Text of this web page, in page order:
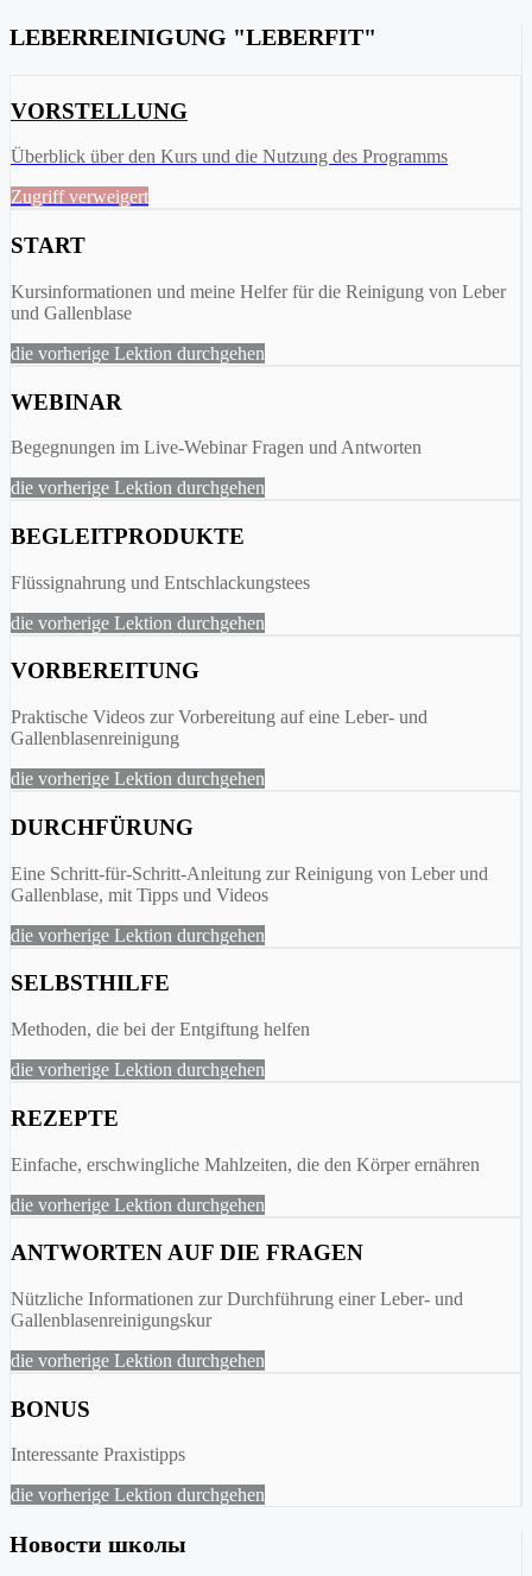
LEBERREINIGUNG "LEBERFIT"
VORSTELLUNG
Überblick über den Kurs und die Nutzung des Programms
Zugriff verweigert
START
Kursinformationen und meine Helfer für die Reinigung von Leber
und Gallenblase
die vorherige Lektion durchgehen
WEBINAR
Begegnungen im Live-Webinar Fragen und Antworten
die vorherige Lektion durchgehen
BEGLEITPRODUKTE
Flüssignahrung und Entschlackungstees
die vorherige Lektion durchgehen
VORBEREITUNG
Praktische Videos zur Vorbereitung auf eine Leber- und
Gallenblasenreinigung
die vorherige Lektion durchgehen
DURCHFÜRUNG
Eine Schritt-für-Schritt-Anleitung zur Reinigung von Leber und
Gallenblase, mit Tipps und Videos
die vorherige Lektion durchgehen
SELBSTHILFE
Methoden, die bei der Entgiftung helfen
die vorherige Lektion durchgehen
REZEPTE
Einfache, erschwingliche Mahlzeiten, die den Körper ernähren
die vorherige Lektion durchgehen
ANTWORTEN AUF DIE FRAGEN
Nützliche Informationen zur Durchführung einer Leber- und
Gallenblasenreinigungskur
die vorherige Lektion durchgehen
BONUS
Interessante Praxistipps
die vorherige Lektion durchgehen
Новости школы